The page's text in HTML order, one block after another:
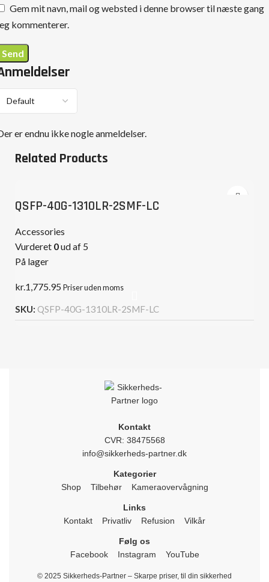
er endnu ikke nogle anmeldelser.
Gem mit navn, mail og websted i denne browser til næste gang
kommenterer.
Related Products
QSFP-40G-1310LR-2SMF-LC
Accessories
Vurderet 0ud af 5
På lager
kr.1,775.95Priser uden moms
SKU: QSFP-40G-1310LR-2SMF-LC
Kontakt
CVR: 38475568
info@sikkerheds-partner.dk
Kategorier
Shop
Tilbehør Kameraovervågning
Links
Kontakt
Privatliv Refusion Vilkår
Følg os
Facebook
Instagram YouTube
© 2025 Sikkerheds-Partner – Skarpe priser, til din sikkerhed